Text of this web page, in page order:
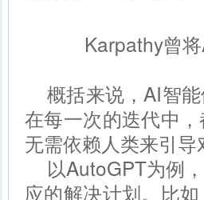
Karpathy曾
概括来说，AI智
在每一次的迭代中
无需依赖人类来引
以AutoGPT为例
应的解决计划。比